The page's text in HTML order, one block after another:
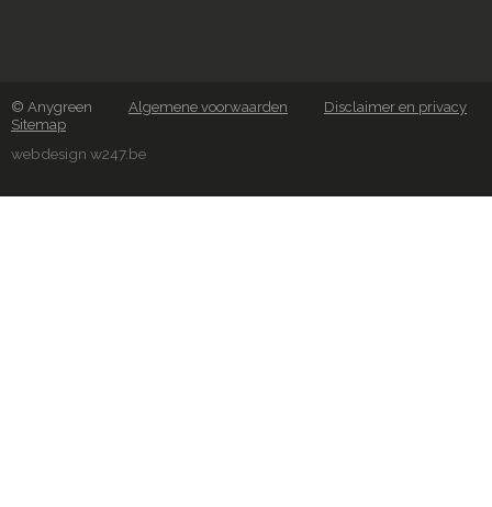
© Anygreen Algemene voorwaarden
Disclaimer en privacy
Sitemap
webdesign w247.be